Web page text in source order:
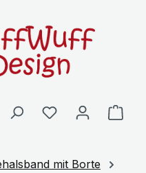
mit Borte